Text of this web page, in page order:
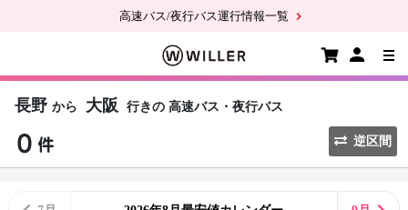
高速バス/夜行バス運行情報一覧
長野 から 大阪 行きの 高速バス・夜行バス
逆区間